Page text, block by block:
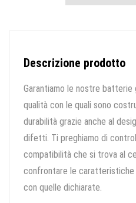
Descrizione prodotto
Garantiamo le nostre
qualità con le quali sono
durabilità grazie anche al
difetti. Ti preghiamo di
compatibilità che si trova al
confrontare le
con quelle dichiarate.